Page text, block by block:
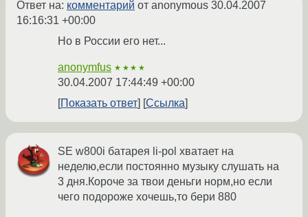
Ответ на: комментарий от anonymous 30.04.2007
16:16:31 +00:00
Но в России его нет...
anonymfus ★★★★
30.04.2007 17:44:49 +00:00
Показать ответ
Ссылка
SE w800i батарея li-pol хватает на
неделю,если постоянно музыку слушать на
3 дня.Короче за твои деньги норм,но если
чего подороже хочешь,то бери 880